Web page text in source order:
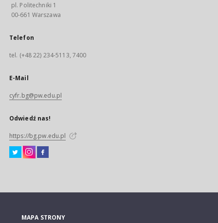
pl. Politechniki 1
00-661 Warszawa
Telefon
tel. (+48 22) 234-5113, 7400
E-Mail
cyfr.bg@pw.edu.pl
Odwiedź nas!
https://bg.pw.edu.pl
MAPA STRONY